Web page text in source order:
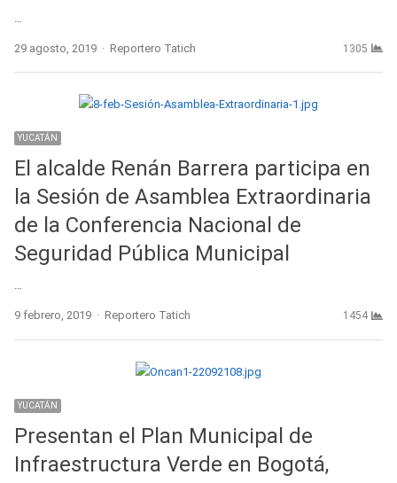
29 agosto, 2019 Author
Reportero Tatich 1305
YUCATÁN
El alcalde Renán Barrera participa en
la Sesión de Asamblea Extraordinaria
de la Conferencia Nacional de
Seguridad Pública Municipal
…
9 febrero, 2019 Author
Reportero Tatich 1454
YUCATÁN
Presentan el Plan Municipal de
Infraestructura Verde en Bogotá,